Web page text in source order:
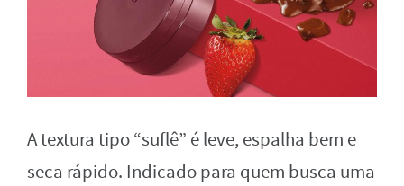
A textura tipo “suflê” é leve, espalha bem e
seca rápido. Indicado para quem busca uma